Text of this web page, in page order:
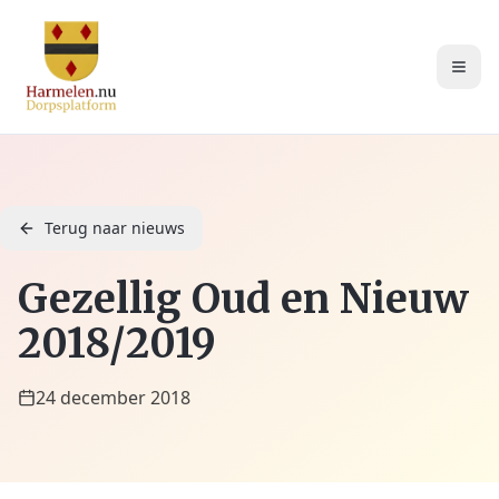
Terug naar nieuws
Gezellig Oud en Nieuw
2018/2019
24 december 2018